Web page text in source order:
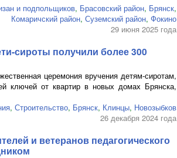
и подпольщиков, Брасовский район, Брянск,
Комаричский район, Суземский район, Фокино
29 июня 2025 года
сироты получили более 300
церемония вручения детям-сиротам,
ключей от квартир в новых домах Брянска,
, Строительство, Брянск, Клинцы, Новозыбков
26 декабря 2024 года
и ветеранов педагогического